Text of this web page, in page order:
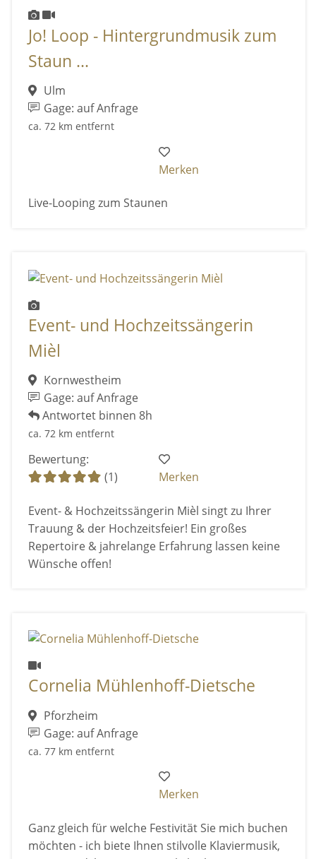
Jo! Loop - Hintergrundmusik zum
Staun ...
Ulm
Gage: auf Anfrage
ca. 72 km entfernt
Merken
Live-Looping zum Staunen
Event- und Hochzeitssängerin
Mièl
Kornwestheim
Gage: auf Anfrage
Antwortet binnen 8h
ca. 72 km entfernt
Bewertung:
(1)
Merken
Event- & Hochzeitssängerin Mièl singt zu Ihrer
Trauung & der Hochzeitsfeier! Ein großes
Repertoire & jahrelange Erfahrung lassen keine
Wünsche offen!
Cornelia Mühlenhoff-Dietsche
Pforzheim
Gage: auf Anfrage
ca. 77 km entfernt
Merken
Ganz gleich für welche Festivität Sie mich buchen
möchten - ich biete Ihnen stilvolle Klaviermusik,